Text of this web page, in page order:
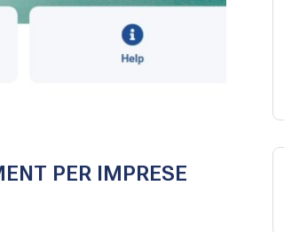
PER IMPRESE